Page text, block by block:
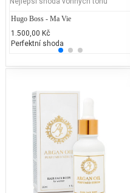
Hugo Boss - Ma Vie
1.500,00 Kč
Perfektní shoda